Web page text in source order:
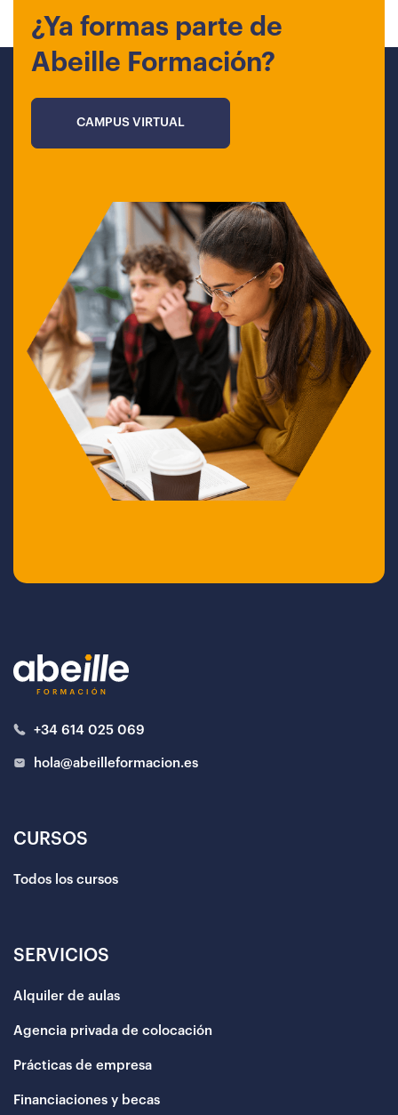
¿Ya formas parte de
Abeille Formación?
CAMPUS VIRTUAL
+34 614 025 069
hola@abeilleformacion.es
CURSOS
Todos los cursos
SERVICIOS
Alquiler de aulas
Agencia privada de colocación
Prácticas de empresa
Financiaciones y becas